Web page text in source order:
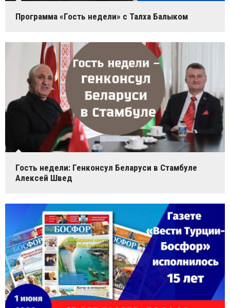
Программа «Гость недели» с Талха Балыком
Гость недели: Генконсул Беларуси в Стамбуле
Алексей Швед